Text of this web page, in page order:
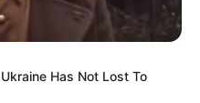
Has Not Lost To